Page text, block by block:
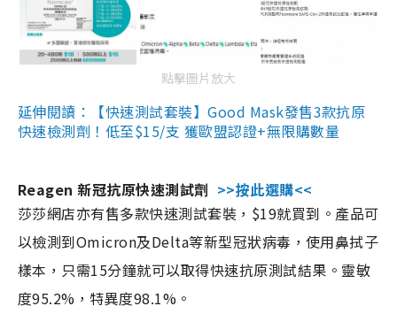
點擊圖片放大
延伸閱讀：【快速測試套裝】Good Mask發售3款抗原
快速檢測劑！低至$15/支 獲歐盟認證+無限購數量
Reagen 新冠抗原快速測試劑 >>按此選購<<
莎莎網店亦有售多款快速測試套裝，$19就買到。產品可
以檢測到Omicron及Delta等新型冠狀病毒，使用鼻拭子
樣本，只需15分鐘就可以取得快速抗原測試結果。靈敏
度95.2%，特異度98.1%。